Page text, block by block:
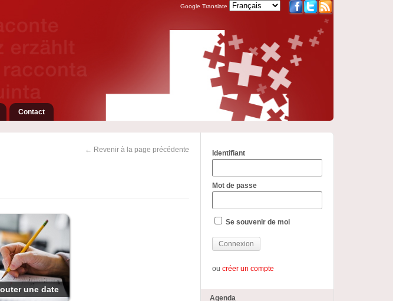
Google Translate
Contact
← Revenir à la page précédente
une date
Identifiant
Mot de passe
Se souvenir de moi
oucréer un compte
Agenda